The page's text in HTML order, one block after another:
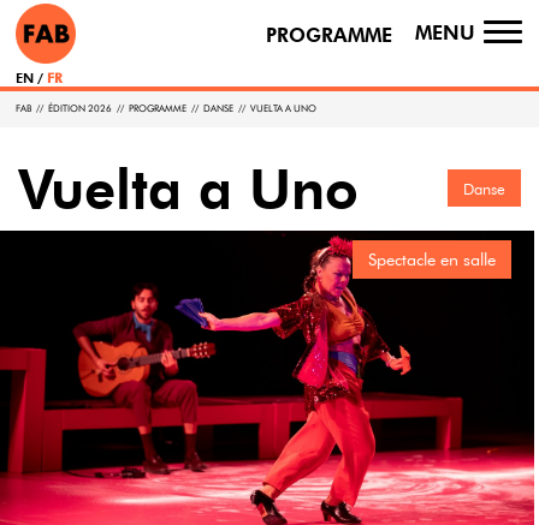
PROGRAMME MENU
EN FR
FAB // ÉDITION 2026 // PROGRAMME // DANSE // VUELTA A UNO
Vuelta a Uno Danse
Spectacle en salle